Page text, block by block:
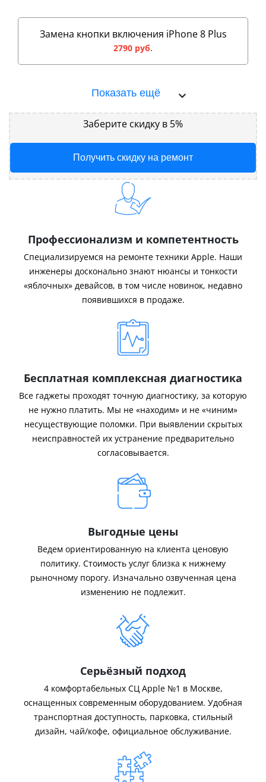
Замена кнопки включения iPhone 8 Plus
2790 руб.
Показать ещё
Заберите скидку в 5%
Получить скидку на ремонт
Профессионализм и компетентность
Специализируемся на ремонте техники Apple. Наши
инженеры досконально знают нюансы и тонкости
«яблочных» девайсов, в том числе новинок, недавно
появившихся в продаже.
Бесплатная комплексная диагностика
Все гаджеты проходят точную диагностику, за которую
не нужно платить. Мы не «находим» и не «чиним»
несуществующие поломки. При выявлении скрытых
неисправностей их устранение предварительно
согласовывается.
Выгодные цены
Ведем ориентированную на клиента ценовую
политику. Стоимость услуг близка к нижнему
рыночному порогу. Изначально озвученная цена
изменению не подлежит.
Серьёзный подход
4 комфортабельных СЦ Apple №1 в Москве,
оснащенных современным оборудованием. Удобная
транспортная доступность, парковка, стильный
дизайн, чай/кофе, официальное обслуживание.